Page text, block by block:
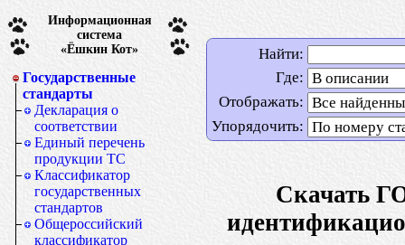
Информационная
система
«Ёшкин Кот»
Государственные
стандарты
Декларация о
соответствии
Единый перечень
продукции ТС
Классификатор
государственных
стандартов
Общероссийский
классификатор
Найти:
Где:
Отображать:
Упорядочить:
Скачать